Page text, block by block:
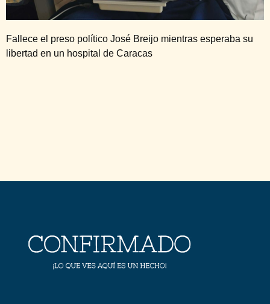
Fallece el preso político José Breijo mientras esperaba su
libertad en un hospital de Caracas